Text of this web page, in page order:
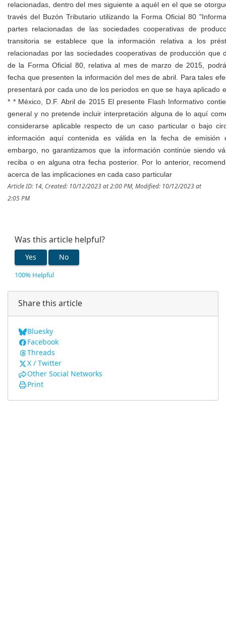
relacionadas, dentro del mes siguiente a aquél en el que se
través del Buzón Tributario utilizando la Forma Oficial 80
partes relacionadas de las sociedades cooperativas de
transitoria se establece que la información relativa a los
relacionadas por las sociedades cooperativas de producción que
de la Forma Oficial 80, relativa al mes de marzo de 2015,
fecha que presenten la información del mes de abril. Para tales
presentará por cada uno de los periodos en que se haya aplicado
* * México, D.F. Abril de 2015 El presente Flash Informativo
general y no pretende incluir interpretación alguna de lo aquí
considerarse aplicable respecto de un caso particular o bajo
información aquí contenida es válida en la fecha de emisión
embargo, no garantizamos que la información continúe siendo
reciba o en alguna otra fecha posterior. Por lo anterior,
acerca de las implicaciones en cada caso particular
Article ID: 14, Created: 10/12/2023 at 2:00 PM, Modified: 10/12/2023 at
2:05 PM
Was this article helpful?
Yes No
100% Helpful
Share this article
Bluesky
Facebook
Threads
X / Twitter
Other Social Networks
Print